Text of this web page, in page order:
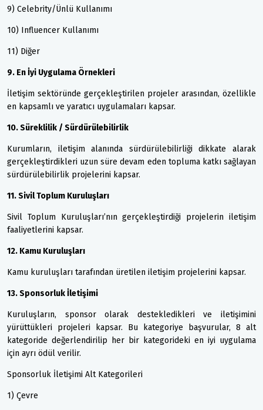
9) Celebrity/Ünlü Kullanımı
10) Influencer Kullanımı
11) Diğer
9. En İyi Uygulama Örnekleri
İletişim sektöründe gerçekleştirilen projeler arasından, özellikle
en kapsamlı ve yaratıcı uygulamaları kapsar.
10. Süreklilik / Sürdürülebilirlik
Kurumların, iletişim alanında sürdürülebilirliği dikkate alarak
gerçekleştirdikleri uzun süre devam eden topluma katkı sağlayan
sürdürülebilirlik projelerini kapsar.
11. Sivil Toplum Kuruluşları
Sivil Toplum Kuruluşları’nın gerçekleştirdiği projelerin iletişim
faaliyetlerini kapsar.
12. Kamu Kuruluşları
Kamu kuruluşları tarafından üretilen iletişim projelerini kapsar.
13. Sponsorluk İletişimi
Kuruluşların, sponsor olarak destekledikleri ve iletişimini
yürüttükleri projeleri kapsar. Bu kategoriye başvurular, 8 alt
kategoride değerlendirilip her bir kategorideki en iyi uygulama
için ayrı ödül verilir.
Sponsorluk İletişimi Alt Kategorileri
1) Çevre